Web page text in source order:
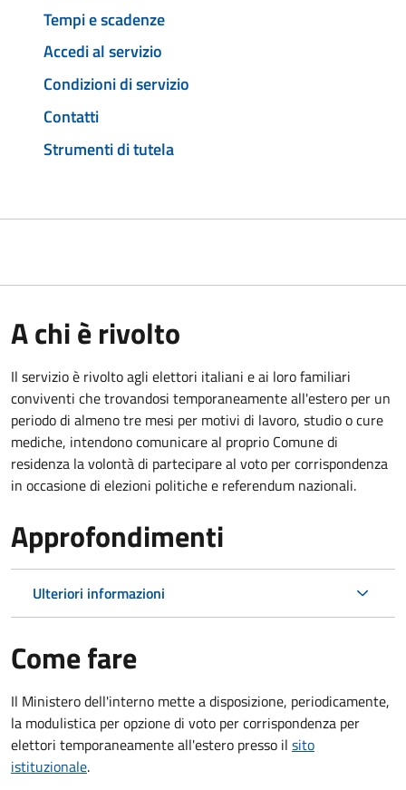
Tempi e scadenze
Accedi al servizio
Condizioni di servizio
Contatti
Strumenti di tutela
A chi è rivolto
Il servizio è rivolto agli elettori italiani e ai loro familiari
conviventi che trovandosi temporaneamente all'estero per un
periodo di almeno tre mesi per motivi di lavoro, studio o cure
mediche, intendono comunicare al proprio Comune di
residenza la volontà di partecipare al voto per corrispondenza
in occasione di elezioni politiche e referendum nazionali.
Approfondimenti
Ulteriori informazioni
Come fare
Il Ministero dell'interno mette a disposizione, periodicamente,
la modulistica per opzione di voto per corrispondenza per
elettori temporaneamente all'estero presso il sito
istituzionale.